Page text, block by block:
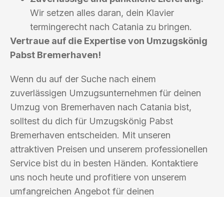
Wir setzen alles daran, dein Klavier
termingerecht nach Catania zu bringen.
Vertraue auf die Expertise von Umzugskönig
Pabst Bremerhaven!
Wenn du auf der Suche nach einem
zuverlässigen Umzugsunternehmen für deinen
Umzug von Bremerhaven nach Catania bist,
solltest du dich für Umzugskönig Pabst
Bremerhaven entscheiden. Mit unseren
attraktiven Preisen und unserem professionellen
Service bist du in besten Händen. Kontaktiere
uns noch heute und profitiere von unserem
umfangreichen Angebot für deinen